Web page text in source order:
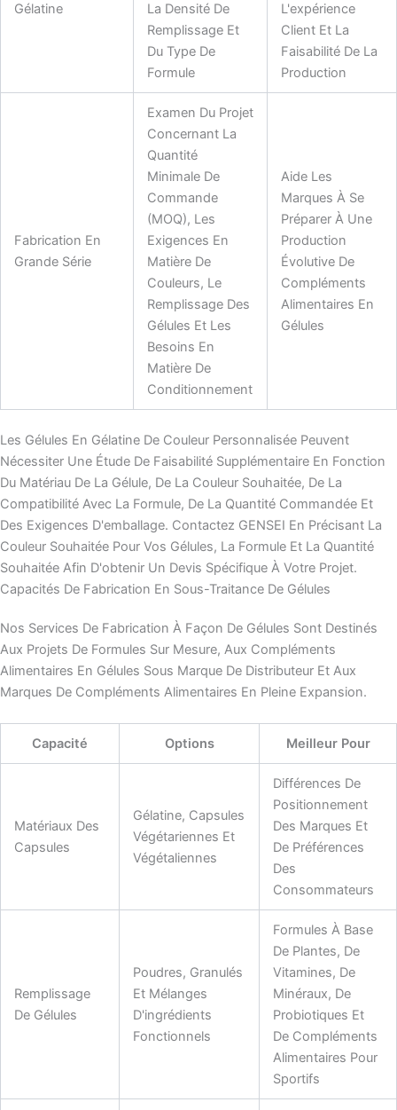
Gélatine
La Densité De
Remplissage Et
Du Type De
Formule
L'expérience
Client Et La
Faisabilité De La
Production
Fabrication En
Grande Série
Examen Du Projet
Concernant La
Quantité
Minimale De
Commande
(MOQ), Les
Exigences En
Matière De
Couleurs, Le
Remplissage Des
Gélules Et Les
Besoins En
Matière De
Conditionnement
Aide Les
Marques À Se
Préparer À Une
Production
Évolutive De
Compléments
Alimentaires En
Gélules
Les Gélules En Gélatine De Couleur Personnalisée Peuvent
Nécessiter Une Étude De Faisabilité Supplémentaire En Fonction
Du Matériau De La Gélule, De La Couleur Souhaitée, De La
Compatibilité Avec La Formule, De La Quantité Commandée Et
Des Exigences D'emballage. Contactez GENSEI En Précisant La
Couleur Souhaitée Pour Vos Gélules, La Formule Et La Quantité
Souhaitée Afin D'obtenir Un Devis Spécifique À Votre Projet.
Capacités De Fabrication En Sous-Traitance De Gélules
Nos Services De Fabrication À Façon De Gélules Sont Destinés
Aux Projets De Formules Sur Mesure, Aux Compléments
Alimentaires En Gélules Sous Marque De Distributeur Et Aux
Marques De Compléments Alimentaires En Pleine Expansion.
Capacité Options Meilleur Pour
Matériaux Des
Capsules
Gélatine, Capsules
Végétariennes Et
Végétaliennes
Différences De
Positionnement
Des Marques Et
De Préférences
Des
Consommateurs
Remplissage
De Gélules
Poudres, Granulés
Et Mélanges
D'ingrédients
Fonctionnels
Formules À Base
De Plantes, De
Vitamines, De
Minéraux, De
Probiotiques Et
De Compléments
Alimentaires Pour
Sportifs